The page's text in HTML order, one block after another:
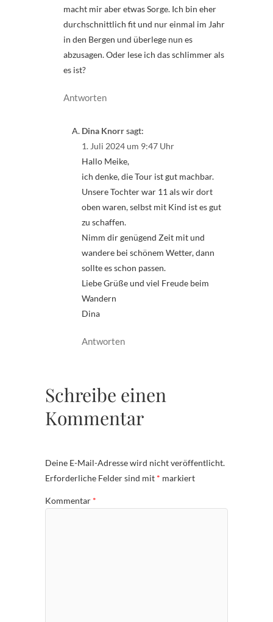
macht mir aber etwas Sorge. Ich bin eher
durchschnittlich fit und nur einmal im Jahr
in den Bergen und überlege nun es
abzusagen. Oder lese ich das schlimmer als
es ist?
Antworten
Dina Knorrsagt:
1. Juli 2024 um 9:47 Uhr
Hallo Meike,
ich denke, die Tour ist gut machbar.
Unsere Tochter war 11 als wir dort
oben waren, selbst mit Kind ist es gut
zu schaffen.
Nimm dir genügend Zeit mit und
wandere bei schönem Wetter, dann
sollte es schon passen.
Liebe Grüße und viel Freude beim
Wandern
Dina
Antworten
Schreibe einen
Kommentar
Deine E-Mail-Adresse wird nicht veröffentlicht.
Erforderliche Felder sind mit * markiert
Kommentar *